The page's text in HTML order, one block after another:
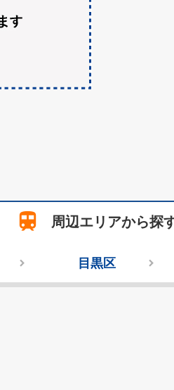
train 周辺エリアから探
目黒区